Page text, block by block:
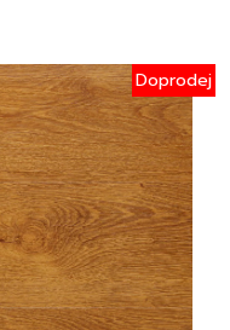
Doprodej